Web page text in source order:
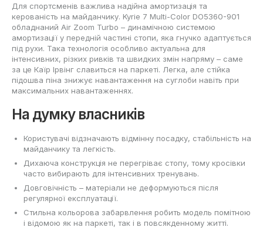
Для спортсменів важлива надійна амортизація та
керованість на майданчику. Kyrie 7 Multi-Color DO5360-901
обладнаний Air Zoom Turbo – динамічною системою
амортизації у передній частині стопи, яка гнучко адаптується
під рухи. Така технологія особливо актуальна для
інтенсивних, різких ривків та швидких змін напряму – саме
за це Каїр Ірвінг славиться на паркеті. Легка, але стійка
підошва піна знижує навантаження на суглоби навіть при
максимальних навантаженнях.
На думку власників
Користувачі відзначають відмінну посадку, стабільність на
майданчику та легкість.
Дихаюча конструкція не перегріває стопу, тому кросівки
часто вибирають для інтенсивних тренувань.
Довговічність – матеріали не деформуються після
регулярної експлуатації.
Стильна кольорова забарвлення робить модель помітною
і відомою як на паркеті, так і в повсякденному житті.